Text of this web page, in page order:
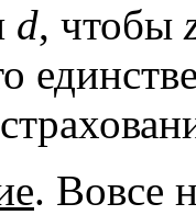
d, чтобы
. Вовсе